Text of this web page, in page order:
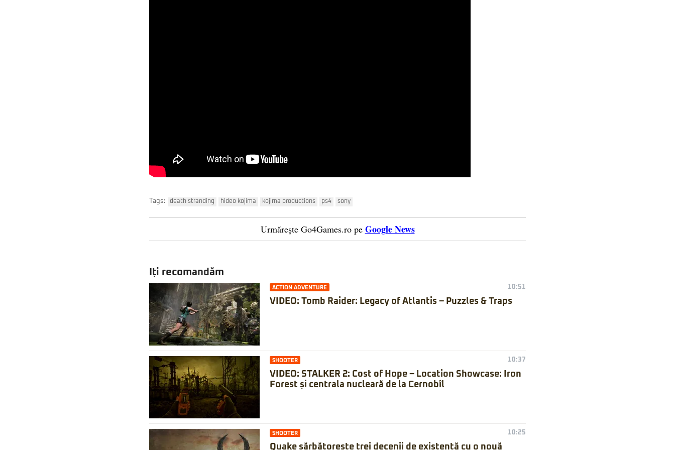
Tags: death stranding hideo kojima kojima productions ps4 sony
Urmărește Go4Games.ro pe Google News
Iți recomandăm
ACTION ADVENTURE 10:51
VIDEO: Tomb Raider: Legacy of Atlantis – Puzzles & Traps
SHOOTER 10:37
VIDEO: STALKER 2: Cost of Hope – Location Showcase: Iron
Forest și centrala nucleară de la Cernobîl
SHOOTER 10:25
Quake sărbătorește trei decenii de existență cu o nouă